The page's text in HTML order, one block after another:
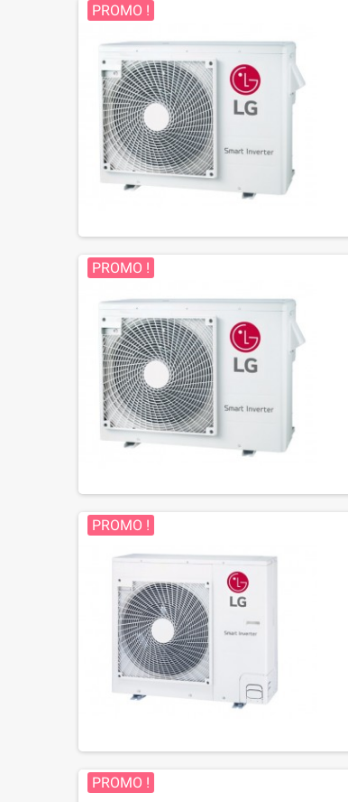
PROMO !
PROMO !
PROMO !
PROMO !